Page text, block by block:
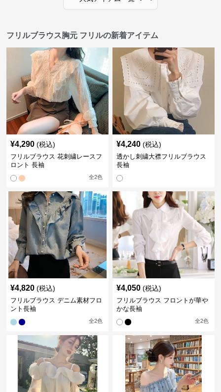
フリルブラウス胸元 フリルの新着アイテム
¥4,290 (税込)
フリルブラウス 花刺繍レースフ
ロント 長袖
全2色
¥4,240 (税込)
透かし刺繍大襟フリルブラウス
長袖
¥4,820 (税込)
フリルブラウス デニム素材フロ
ント長袖
全2色
¥4,050 (税込)
フリルブラウス フロントが華や
かな長袖
全2色